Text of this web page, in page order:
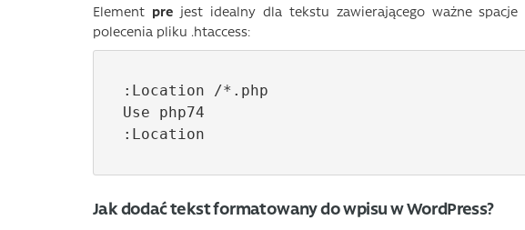
Element pre jest idealny dla tekstu zawierającego ważne
polecenia pliku .htaccess:
:Location /*.php
Use php74
:Location
Jak dodać tekst formatowany do wpisu w WordPress?